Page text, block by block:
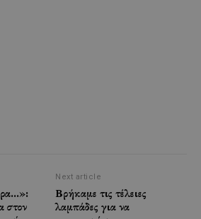
στον
Next article
Βρήκαμε τις τέλειες
λαμπάδες για να